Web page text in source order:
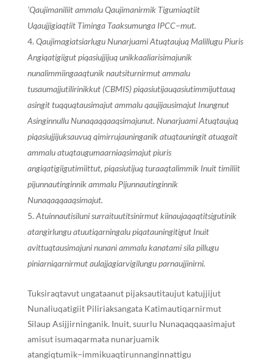
’Qaujimaniliit ammalu Qaujimanirmik Tigumiaqtiit
Uqaujjigiaqtiit Timinga Taaksumunga IPCC−mut.
Qaujimagiatsiarlugu Nunarjuami Atuqtaujuq Malillugu Piuris
Angiqatigiigut piqasiujjijuq unikkaaliarisimajunik
nunalimmiingaaqtunik nautsiturnirmut ammalu
tusaumajjutilirinikkut (CBMIS) piqasiutijauqasiutimmijuttauq
asingit tuqquqtausimajut ammalu qaujijausimajut Inungnut
Asinginnullu Nunaqaqqaaqsimajunut. Nunarjuami Atuqtaujuq
piqasiujjijuksauvuq qimirrujauninganik atuqtauningit atuagait
ammalu atuqtaugumaarniaqsimajut piuris
angiqatigiigutimiittut, piqasiutijuq turaaqtalimmik Inuit timiliit
pijunnautinginnik ammalu Pijunnautinginnik
Nunaqaqqaaqsimajut.
Atuinnautisiluni surraituutitsinirmut kiinaujaqaqtitsigutinik
atangirlungu atuutiqarningalu piqatauningitigut Inuit
avittuqtausimajuni nunani ammalu kanatami sila pillugu
piniarniqarnirmut aulajjagiarvigilungu parnaujjinirni.
Tuksiraqtavut ungataanut pijaksautitaujut katujjijut
Nunaliuqatigiit Piliriaksangata Katimautiqarnirmut
Silaup Asijjirninganik. Inuit, suurlu Nunaqaqqaasimajut
amisut isumaqarmata nunarjuamik
atangiqtumik−immikuaqtirunnanginnattigu